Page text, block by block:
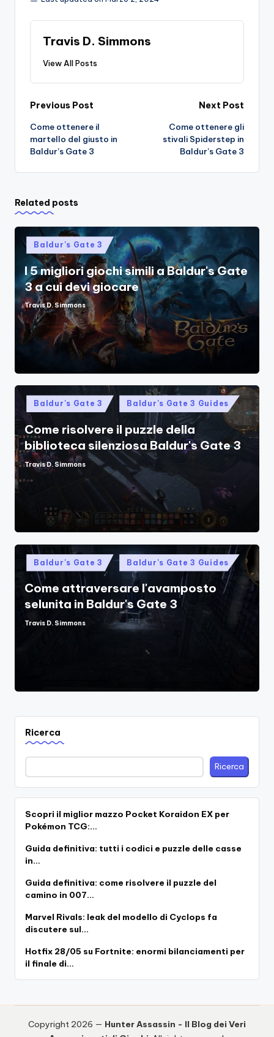
Travis D. Simmons
View All Posts
Post
navigation
Previous Post
Come ottenere il
martello del giusto in
Baldur’s Gate 3
Next Post
Come ottenere gli
stivali Spiderstep in
Baldur’s Gate 3
Related posts
Posted
in
Baldur's Gate 3
I 5 migliori giochi simili a Baldur's Gate
3 a cui devi giocare
Posted
by
Travis D. Simmons
Posted
in
Baldur's Gate 3 Baldur's Gate 3 Guides
Come risolvere il puzzle della
biblioteca silenziosa Baldur's Gate 3
Posted
Travis D. Simmons
Posted
in
Baldur's Gate 3 Baldur's Gate 3 Guides
Come attraversare l'avamposto
selunita in Baldur's Gate 3
Posted
Travis D. Simmons
Ricerca
Ricerca
Scopri il miglior mazzo Pocket Koraidon EX per
Pokémon TCG:…
Guida definitiva: tutti i codici e puzzle delle casse
in…
Guida definitiva: come risolvere il puzzle del
camino in 007…
Marvel Rivals: leak del modello di Cyclops fa
discutere sul…
Hotfix 28/05 su Fortnite: enormi bilanciamenti per
il finale di…
Copyright 2026 — Hunter Assassin - Il Blog dei Veri